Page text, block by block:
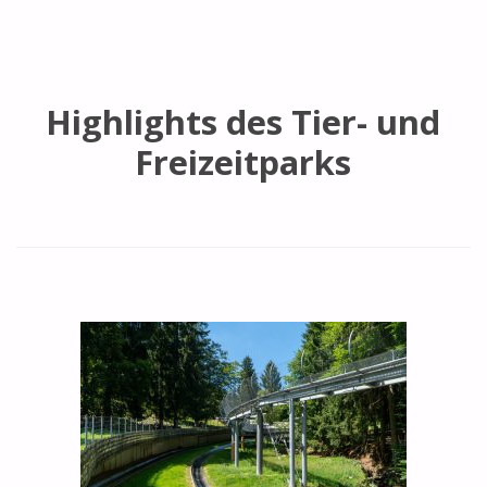
Highlights des Tier- und
Freizeitparks